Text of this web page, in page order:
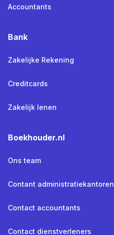
Accountants
Bank
Zakelijke Rekening
Creditcards
Zakelijk lenen
Boekhouder.nl
Ons team
Contant administratiekantoren
Contact accountants
Contact dienstverleners